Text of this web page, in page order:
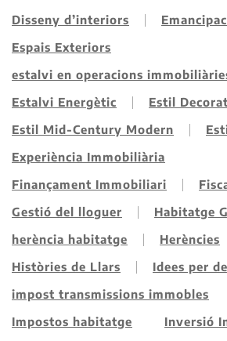
Disseny d’interiors
Espais Exteriors
estalvi en operacions
Estalvi Energètic
Estil
Estil Mid-Century Modern
Experiència Immobiliària
Finançament Immobiliari
Gestió del lloguer
Habitatge
herència habitatge
Herències
Històries de Llars
Idees per
impost transmissions immobles
Impostos habitatge
Inversió